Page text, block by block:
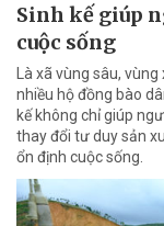
Sinh kế giúp
cuộc sống
Là xã vùng sâu,
nhiều hộ đồng bào
kế không chỉ giúp
thay đổi tư duy sản
ổn định cuộc sống.